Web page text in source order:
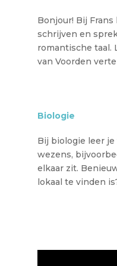
Bonjour! Bij
schrijven en
romantische taal.
van Voorden
Biologie
Bij biologie leer je
wezens,
elkaar zit.
lokaal te vinden